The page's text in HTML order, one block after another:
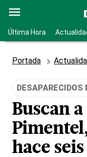
Última Hora
Portada
DESAPARECIDOS
Buscan
hace